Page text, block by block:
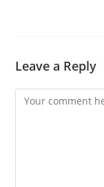
Leave a Reply